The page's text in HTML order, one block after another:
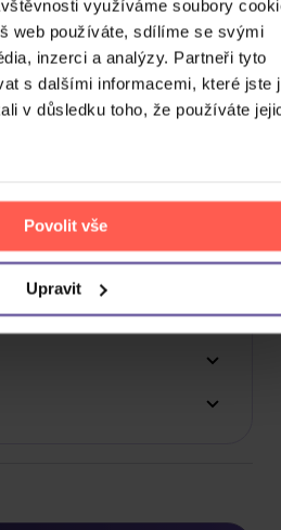
využíváme soubory
web používáte, sdílíme se svými
inzerci a analýzy. Partneři tyto
s dalšími informacemi, které jste
v důsledku toho, že používáte
Povolit vše
Upravit